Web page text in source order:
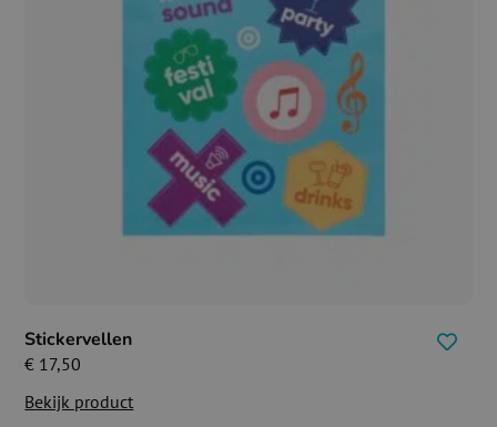
Stickervellen
€ 17,50
Bekijk product